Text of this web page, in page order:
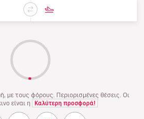
με τους φόρους. Περιορισμένες θέσεις. Οι
είναι η
Καλύτερη προσφορά!